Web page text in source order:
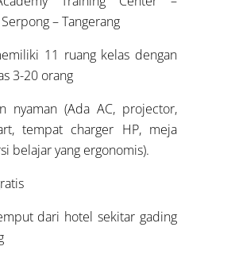
– Tangerang
11 ruang kelas dengan
3-20 orang
nyaman (Ada AC, projector,
tempat charger HP, meja
belajar yang ergonomis).
dari hotel sekitar gading